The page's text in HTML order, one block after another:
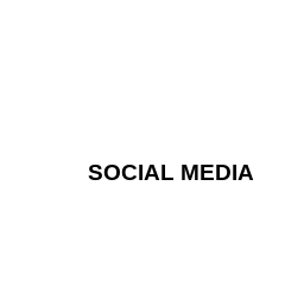
SOCIAL MEDIA